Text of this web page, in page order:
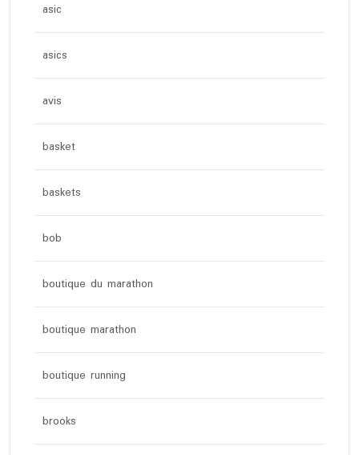
asic
asics
avis
basket
baskets
bob
boutique du marathon
boutique marathon
boutique running
brooks